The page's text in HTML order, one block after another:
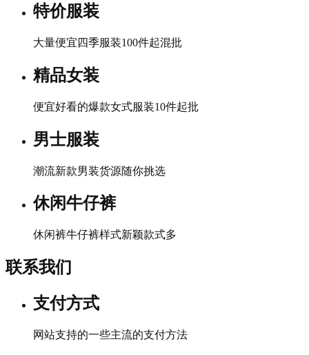
特价服装
大量便宜四季服装100件起混批
精品女装
便宜好看的爆款女式服装10件起批
男士服装
潮流新款男装货源随你挑选
休闲牛仔裤
休闲裤牛仔裤样式新颖款式多
联系我们
支付方式
网站支持的一些主流的支付方法